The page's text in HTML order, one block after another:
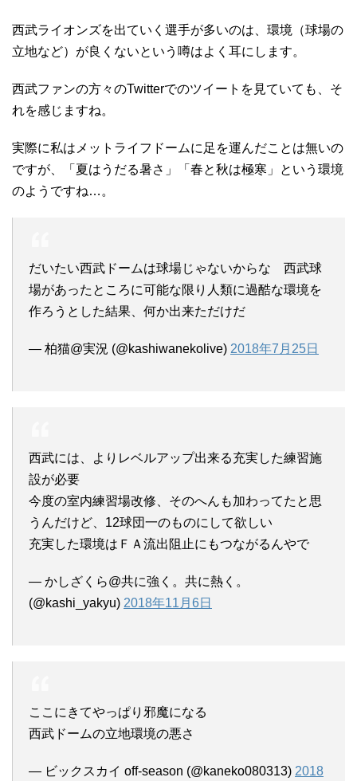
西武ライオンズを出ていく選手が多いのは、環境（球場の
立地など）が良くないという噂はよく耳にします。
西武ファンの方々のTwitterでのツイートを見ていても、そ
れを感じますね。
実際に私はメットライフドームに足を運んだことは無いの
ですが、「夏はうだる暑さ」「春と秋は極寒」という環境
のようですね…。
だいたい西武ドームは球場じゃないからな 西武球
場があったところに可能な限り人類に過酷な環境を
作ろうとした結果、何か出来ただけだ
— 柏猫@実況 (@kashiwanekolive) 2018年7月25日
西武には、よりレベルアップ出来る充実した練習施
設が必要
今度の室内練習場改修、そのへんも加わってたと思
うんだけど、12球団一のものにして欲しい
充実した環境はＦＡ流出阻止にもつながるんやで
— かしざくら@共に強く。共に熱く。
(@kashi_yakyu) 2018年11月6日
ここにきてやっぱり邪魔になる
西武ドームの立地環境の悪さ
— ビックスカイ off-season (@kaneko080313) 2018